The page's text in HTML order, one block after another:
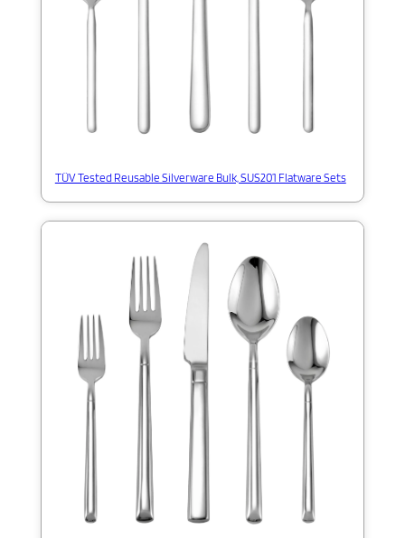
TÜV Tested Reusable Silverware Bulk, SUS201 Flatware Sets